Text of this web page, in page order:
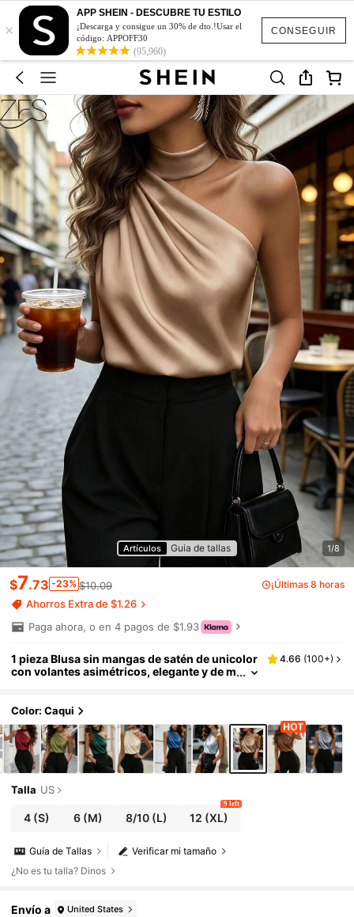
CONSEGUIR
×
APP SHEIN - DESCUBRE TU ESTILO
¡Descarga y consigue un 30% de dto.!Usar el
código: APPOFF30
(95,960)
Artículos Guia de tallas 1/8
$7.73 -23% $10.09 ¡Últimas 8 horas
Ahorros Extra de $1.26
Paga ahora, o en 4 pagos de $1.93
1 pieza Blusa sin mangas de satén de unicolor
con volantes asimétricos, elegante y de m
4.66 (100+)
Color: Caqui
Talla US
4 (S) 6 (M) 8/10(L) 12 (XL)
9 left
Verificar mi tamaño
Guía de Tallas
¿No es tu talla? Dinos
Envío a United States